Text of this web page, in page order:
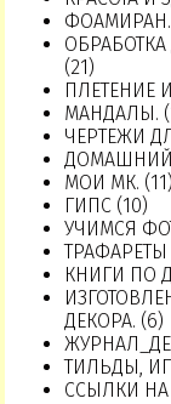
ФОАМИРАН.
(21)
ПЛЕТЕНИЕ
МАНДАЛЫ.
ЧЕРТЕЖИ
ДОМАШНИЙ
МОИ МК. (11)
ГИПС (10)
УЧИМСЯ
ТРАФАРЕТЫ
КНИГИ ПО
ДЕКОРА. (6)
ТИЛЬДЫ,
ССЫЛКИ НА